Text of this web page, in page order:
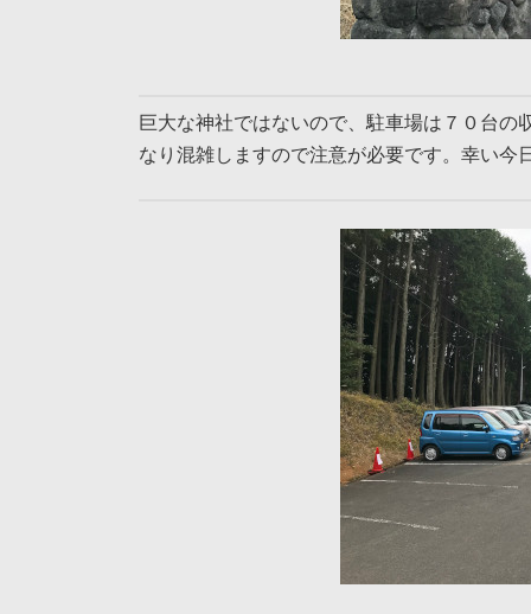
巨大な神社ではないので、駐車場は７０台
なり混雑しますので注意が必要です。幸い今